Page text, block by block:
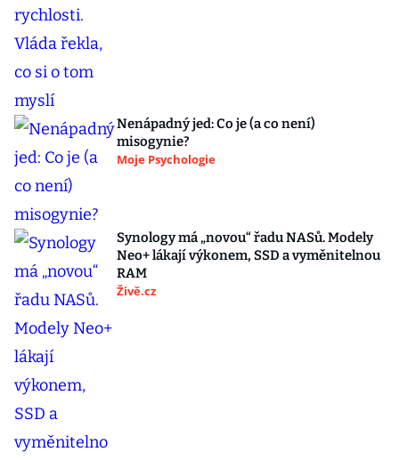
Nenápadný jed: Co je (a co není)
misogynie?
Moje Psychologie
Synology má „novou“ řadu NASů. Modely
Neo+ lákají výkonem, SSD a vyměnitelnou
RAM
Živě.cz